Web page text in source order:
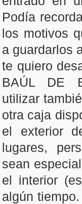
Podía
los motivos
a guardarlos
te quiero
BAÚL DE
utilizar
otra caja
el exterior
lugares,
sean
el interior
algún